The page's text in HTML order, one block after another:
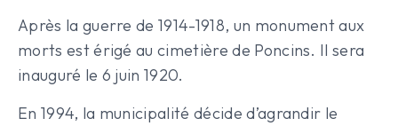
Après la guerre de 1914-1918, un monument aux
morts est érigé au cimetière de Poncins. Il sera
inauguré le 6 juin 1920.
En 1994, la municipalité décide d’agrandir le